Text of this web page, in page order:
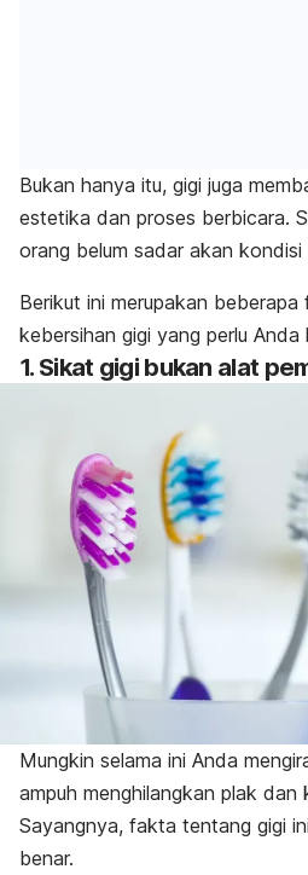
Bukan hanya itu, gigi juga
estetika dan proses berbicara.
orang belum sadar akan
Berikut ini merupakan
kebersihan gigi yang perlu Anda
1. Sikat gigi bukan alat
Mungkin selama ini Anda
ampuh menghilangkan plak dan
Sayangnya, fakta tentang gigi
benar.